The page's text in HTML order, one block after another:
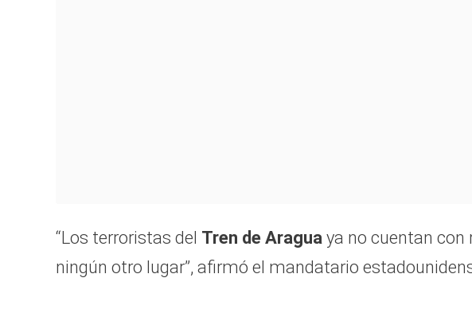
“Los terroristas del Tren de Aragua ya no cuentan con
ningún otro lugar”, afirmó el mandatario